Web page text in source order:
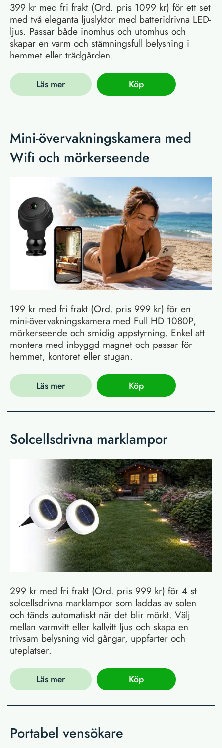
399 kr med fri frakt (Ord. pris 1099 kr) för ett set
med två eleganta ljuslyktor med batteridrivna LED-
ljus. Passar både inomhus och utomhus och
skapar en varm och stämningsfull belysning i
hemmet eller trädgården.
Läs mer Köp
Mini-övervakningskamera med
Wifi och mörkerseende
199 kr med fri frakt (Ord. pris 999 kr) för en
mini-övervakningskamera med Full HD 1080P,
mörkerseende och smidig appstyrning. Enkel att
montera med inbyggd magnet och passar för
hemmet, kontoret eller stugan.
Läs mer Köp
Solcellsdrivna marklampor
299 kr med fri frakt (Ord. pris 999 kr) för 4 st
solcellsdrivna marklampor som laddas av solen
och tänds automatiskt när det blir mörkt. Välj
mellan varmvitt eller kallvitt ljus och skapa en
trivsam belysning vid gångar, uppfarter och
uteplatser.
Läs mer Köp
Portabel vensökare